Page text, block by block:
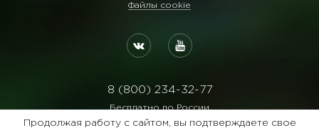
Файлы cookie
8 (800) 234-32-77
Бесплатно по России
Продолжая работу с сайтом, вы подтверждаете свое